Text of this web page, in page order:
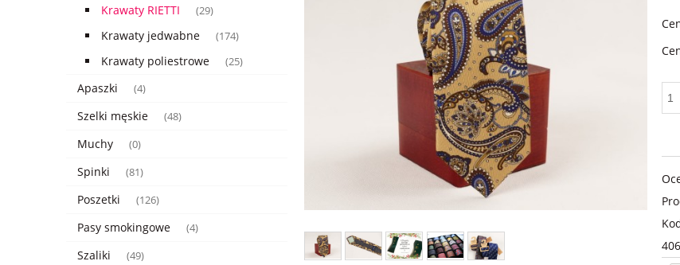
Krawaty RIETTI (29)
Krawaty jedwabne (174)
Krawaty poliestrowe (25)
Apaszki (4)
Szelki męskie (48)
Muchy (0)
Spinki (81)
Poszetki (126)
Pasy smokingowe (4)
Szaliki (49)